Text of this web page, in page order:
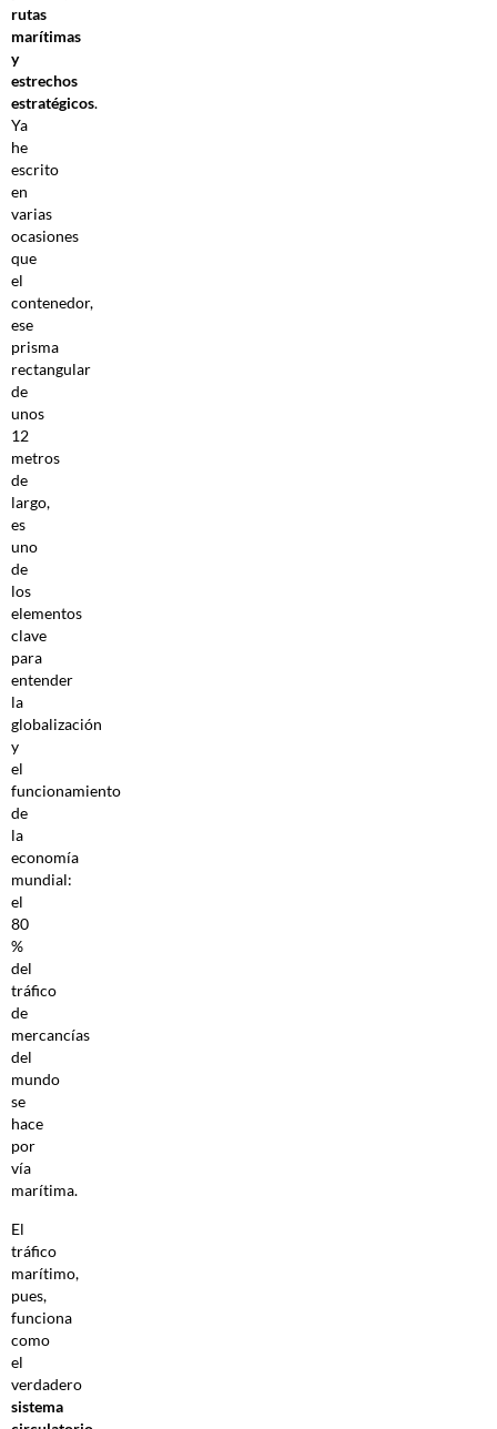
rutas
marítimas
y
estrechos
estratégicos.
Ya
he
escrito
en
varias
ocasiones
que
el
contenedor,
ese
prisma
rectangular
de
unos
12
metros
de
largo,
es
uno
de
los
elementos
clave
para
entender
la
globalización
y
el
funcionamiento
de
la
economía
mundial:
el
80
%
del
tráfico
de
mercancías
del
mundo
se
hace
por
vía
marítima.
El
tráfico
marítimo,
pues,
funciona
como
el
verdadero
sistema